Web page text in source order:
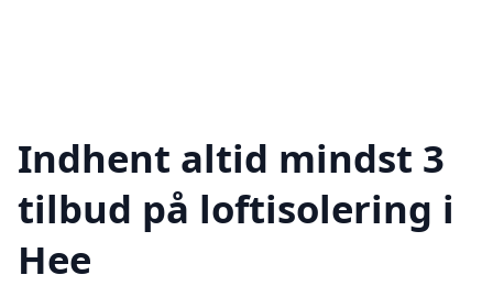
Indhent altid mindst 3
tilbud på loftisolering i
Hee